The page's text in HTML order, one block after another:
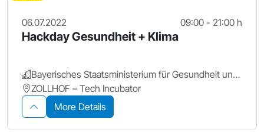
06.07.2022 09:00 - 21:00 h
Hackday Gesundheit + Klima
Bayerisches Staatsministerium für Gesundheit und Pflege
ZOLLHOF – Tech Incubator
More Details